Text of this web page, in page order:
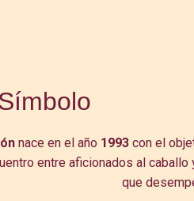
nace en el año 1993 con el
entre aficionados al
que